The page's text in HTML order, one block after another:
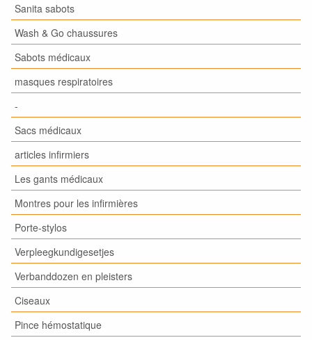
Sanita sabots
Wash & Go chaussures
Sabots médicaux
masques respiratoires
-
Sacs médicaux
articles infirmiers
Les gants médicaux
Montres pour les infirmières
Porte-stylos
Verpleegkundigesetjes
Verbanddozen en pleisters
Ciseaux
Pince hémostatique